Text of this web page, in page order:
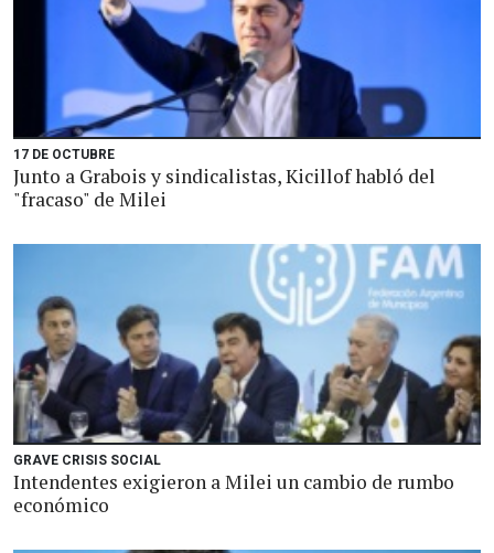
17 DE OCTUBRE
Junto a Grabois y sindicalistas, Kicillof habló del
"fracaso" de Milei
GRAVE CRISIS SOCIAL
Intendentes exigieron a Milei un cambio de rumbo
económico